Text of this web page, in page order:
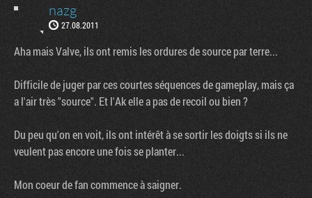
nazg
27.08.2011
Aha mais Valve, ils ont remis les ordures de source par terre...
Difficile de juger par ces courtes séquences de gameplay, mais ça
a l'air très "source". Et l'Ak elle a pas de recoil ou bien ?
Du peu qu'on en voit, ils ont intérêt à se sortir les doigts si ils ne
veulent pas encore une fois se planter...
Mon coeur de fan commence à saigner.